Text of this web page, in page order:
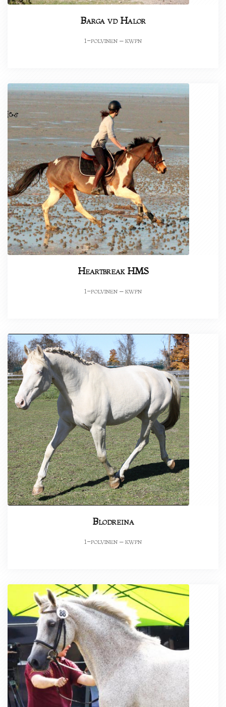
Barga vd Halor
1-polvinen – kwpn
Heartbreak HMS
1-polvinen – kwpn
Blodreina
1-polvinen – kwpn